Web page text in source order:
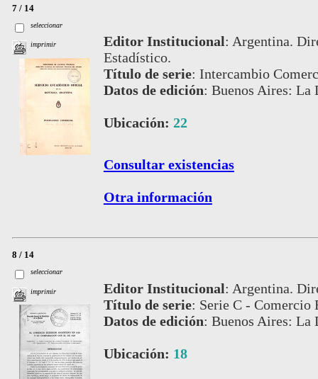
7 / 14
seleccionar
imprimir Editor Institucional: Argentina.
Estadístico.
Título de serie: Intercambio
Datos de edición: Buenos Aires: La
Ubicación: 22
Consultar existencias
Otra información
8 / 14
seleccionar
imprimir Editor Institucional: Argentina.
Título de serie: Serie C - Comercio
Datos de edición: Buenos Aires: La
Ubicación: 18